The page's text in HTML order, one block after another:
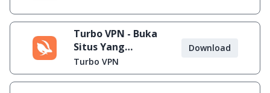
Turbo VPN - Buka
Situs Yang
Diblokir
Turbo VPN
Download